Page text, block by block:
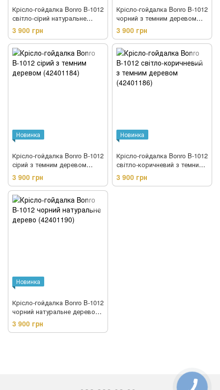
Крісло-гойдалка Bonro B-1012
світло-сірий натуральне
дерево (42401188)
3 900 грн
Крісло-гойдалка Bonro B-1012
чорний з темним деревом
(42401185)
3 900 грн
Новинка
Крісло-гойдалка Bonro B-1012
сірий з темним деревом
(42401184)
3 900 грн
Новинка
Крісло-гойдалка Bonro B-1012
світло-коричневий з темним
деревом (42401186)
3 900 грн
Новинка
Крісло-гойдалка Bonro B-1012
чорний натуральне дерево
(42401190)
3 900 грн